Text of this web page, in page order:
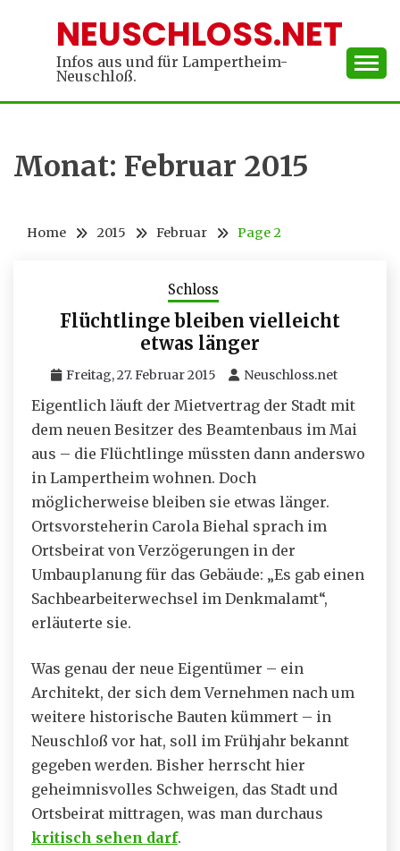
NEUSCHLOSS.NET
Infos aus und für Lampertheim-
Neuschloß.
Monat: Februar 2015
Home 2015 Februar Page 2
Schloss
Flüchtlinge bleiben vielleicht
etwas länger
Freitag, 27. Februar 2015 Neuschloss.net
Eigentlich läuft der Mietvertrag der Stadt mit
dem neuen Besitzer des Beamtenbaus im Mai
aus – die Flüchtlinge müssten dann anderswo
in Lampertheim wohnen. Doch
möglicherweise bleiben sie etwas länger.
Ortsvorsteherin Carola Biehal sprach im
Ortsbeirat von Verzögerungen in der
Umbauplanung für das Gebäude: „Es gab einen
Sachbearbeiterwechsel im Denkmalamt“,
erläuterte sie.
Was genau der neue Eigentümer – ein
Architekt, der sich dem Vernehmen nach um
weitere historische Bauten kümmert – in
Neuschloß vor hat, soll im Frühjahr bekannt
gegeben werden. Bisher herrscht hier
geheimnisvolles Schweigen, das Stadt und
Ortsbeirat mittragen, was man durchaus
kritisch sehen darf.